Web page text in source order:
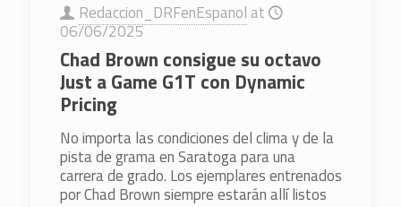
Redaccion_DRFenEspanol at
06/06/2025
Chad Brown consigue su octavo
Just a Game G1T con Dynamic
Pricing
No importa las condiciones del clima y de la
pista de grama en Saratoga para una
carrera de grado. Los ejemplares entrenados
por Chad Brown siempre estarán allí listos